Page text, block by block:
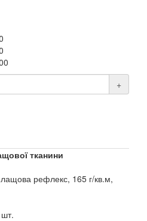
+
тканини
рефлекс, 165 г/кв.м,